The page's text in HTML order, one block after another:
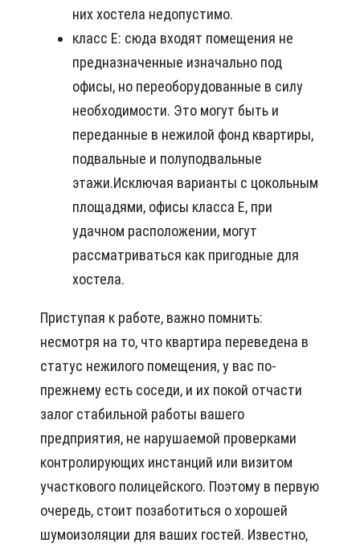
них хостела недопустимо.
класс E: сюда входят помещения не
предназначенные изначально под
офисы, но переоборудованные в силу
необходимости. Это могут быть и
переданные в нежилой фонд квартиры,
подвальные и полуподвальные
этажи.Исключая варианты с цокольным
площадями, офисы класса Е, при
удачном расположении, могут
рассматриваться как пригодные для
хостела.
Приступая к работе, важно помнить:
несмотря на то, что квартира переведена в
статус нежилого помещения, у вас по-
прежнему есть соседи, и их покой отчасти
залог стабильной работы вашего
предприятия, не нарушаемой проверками
контролирующих инстанций или визитом
участкового полицейского. Поэтому в первую
очередь, стоит позаботиться о хорошей
шумоизоляции для ваших гостей. Известно,